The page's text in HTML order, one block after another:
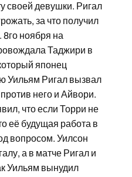
своей девушки. Ригал
за что получил
8го ноября на
Таджири в
японец
Уильям Ригал вызвал
него и Айвори.
что если Торри не
её будущая работа в
вопросом. Уилсон
а в матче Ригал и
Уильям вынудил